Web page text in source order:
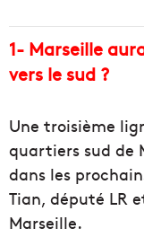
1- Marseille
vers le sud ?
Une troisième
quartiers sud de
dans les
Tian, député LR
Marseille.